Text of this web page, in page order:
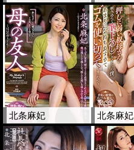
北条麻妃 北条麻妃